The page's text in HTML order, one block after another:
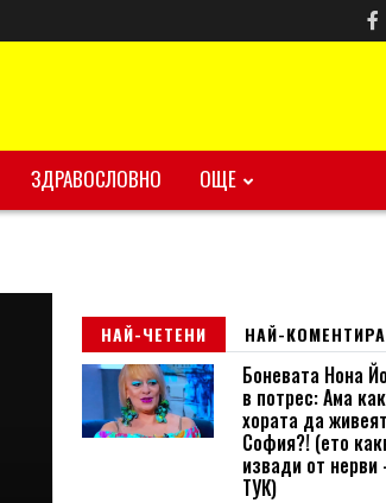
ЗДРАВОСЛОВНО ОЩЕ
НАЙ-ЧЕТЕНИ НАЙ-
Боневата Нона
в потрес: Ама
хората да
София?! (ето
извади от
ТУК)